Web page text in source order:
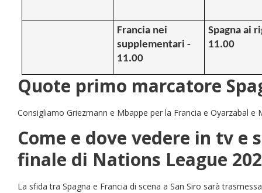
Francia nei
supplementari -
11.00
Spagna ai
11.00
Quote primo marcatore
Consigliamo Griezmann e Mbappe per la Francia e Oyarzabal e
Come e dove vedere in tv e
finale di Nations League
La sfida tra Spagna e Francia di scena a San Siro sarà